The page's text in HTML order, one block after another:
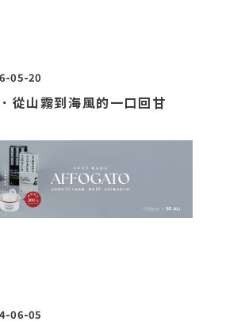
05-20
從山霧到海風的一口回甘
06-05